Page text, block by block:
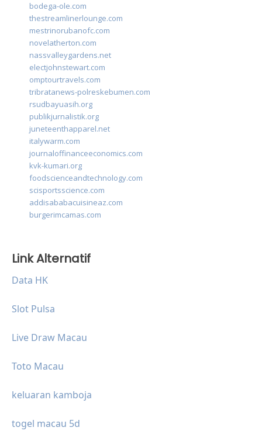
bodega-ole.com
thestreamlinerlounge.com
mestrinorubanofc.com
novelatherton.com
nassvalleygardens.net
electjohnstewart.com
omptourtravels.com
tribratanews-polreskebumen.com
rsudbayuasih.org
publikjurnalistik.org
juneteenthapparel.net
italywarm.com
journaloffinanceeconomics.com
kvk-kumari.org
foodscienceandtechnology.com
scisportsscience.com
addisababacuisineaz.com
burgerimcamas.com
Link Alternatif
Data HK
Slot Pulsa
Live Draw Macau
Toto Macau
keluaran kamboja
togel macau 5d